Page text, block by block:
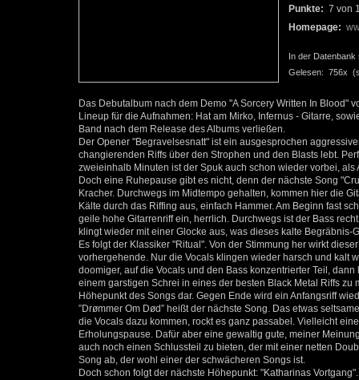
Punkte: 7 von
Homepage:
In der Datenbank
Gelesen: 756x
Das Debutalbum nach dem Demo "A Sorcery Written In Blood"
Lineup für die Aufnahmen: Hat am Mirko, Infernus - Gitarre,
Band nach dem Release des Albums verließen.
Der Opener "Begravelsesnatt" ist ein ausgesprochen
changierenden Riffs über den Strophen und den Blasts lebt.
zweieinhalb Minuten ist der Spuk auch schon wieder vorbei,
Doch eine Ruhepause gibt es nicht, denn der nächste Song
Kracher. Durchwegs im Midtempo gehalten, kommen hier die
Kälte durch das Riffing aus, einfach Hammer. Am Beginn fast
geile hohe Gitarrenriff ein, herrlich. Durchwegs ist der Bass
klingt wieder mit einer Glocke aus, was dieses kalte Begräbnis-
Es folgt der Klassiker "Ritual". Von der Stimmung her wirkt
vorhergehende. Nur die Vocals klingen wieder harsch und kalt
doomiger, auf die Vocals und den Bass konzentrierter Teil,
einem garstigen Schrei in eines der besten Black Metal Riffs
Höhepunkt des Songs dar. Gegen Ende wird ein Anfangsriff
”Drømmer Om Død” heißt der nächste Song. Das etwas
die Vocals dazu kommen, rockt es ganz passabel. Vielleicht
Erholungspause. Dafür aber eine gewaltig gute, meiner
auch noch einen Schlussteil zu bieten, der mit einer netten
Song ab, der wohl einer der schwächeren Songs ist.
Doch schon folgt der nächste Höhepunkt: "Katharinas